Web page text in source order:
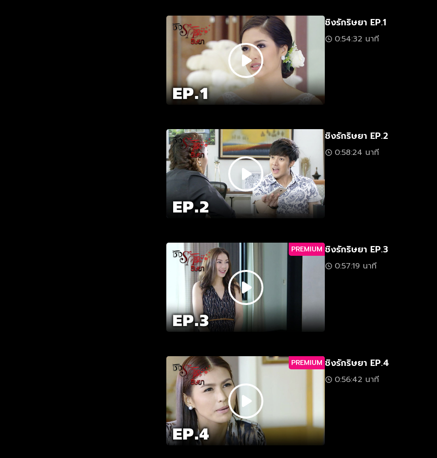
ชิงรักริษยา EP.1
0:54:32 นาที
ชิงรักริษยา EP.2
0:58:24 นาที
PREMIUM ชิงรักริษยา EP.3
0:57:19 นาที
PREMIUM ชิงรักริษยา EP.4
0:56:42 นาที